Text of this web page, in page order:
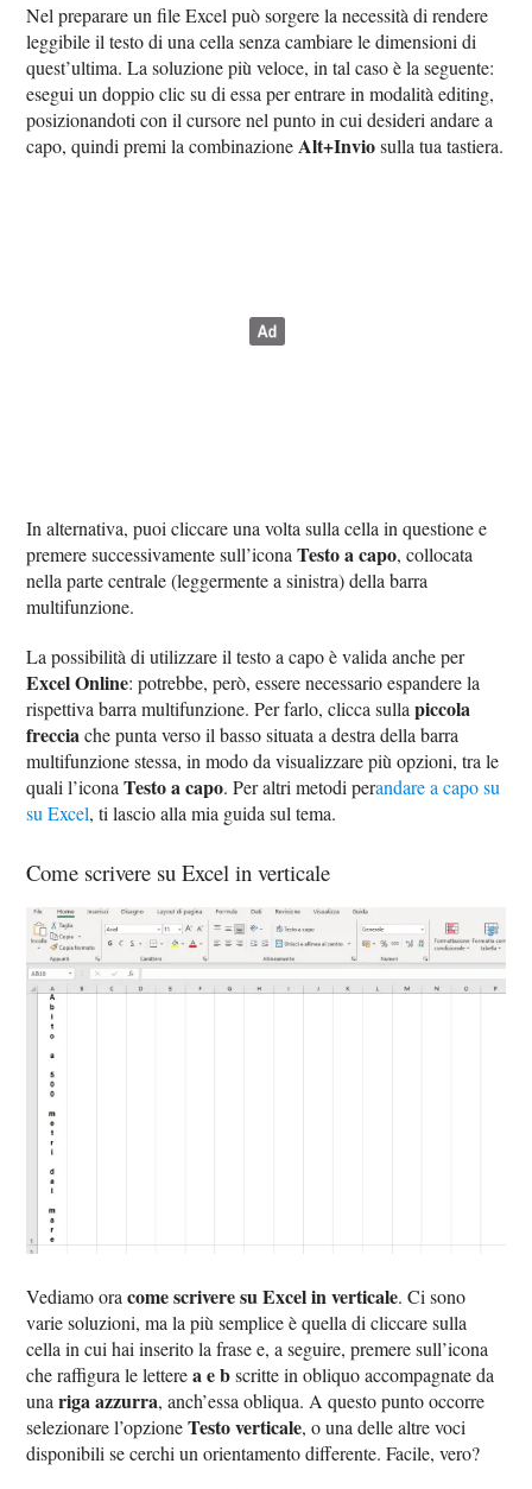
Nel preparare un file Excel può sorgere la necessità di rendere
leggibile il testo di una cella senza cambiare le dimensioni di
quest’ultima. La soluzione più veloce, in tal caso è la seguente:
esegui un doppio clic su di essa per entrare in modalità editing,
posizionandoti con il cursore nel punto in cui desideri andare a
capo, quindi premi la combinazione Alt+Inviosulla tua tastiera.
In alternativa, puoi cliccare una volta sulla cella in questione e
premere successivamente sull’iconaTesto a capo, collocata
nella parte centrale (leggermente a sinistra) della barra
multifunzione.
La possibilità di utilizzare il testo a capo è valida anche per
Excel Online: potrebbe, però, essere necessario espandere la
rispettiva barra multifunzione. Per farlo, clicca sullapiccola
frecciache punta verso il basso situata a destra della barra
multifunzione stessa, in modo da visualizzare più opzioni, tra le
quali l’iconaTesto a capo. Per altri metodi perandare a capo su
su Excel, ti lascio alla mia guida sul tema.
Come scrivere su Excel in verticale
Vediamo oracome scrivere su Excel in verticale. Ci sono
varie soluzioni, ma la più semplice è quella di cliccare sulla
cella in cui hai inserito la frase e, a seguire, premere sull’icona
che raffigura le letterea e bscritte in obliquo accompagnate da
unariga azzurra, anch’essa obliqua. A questo punto occorre
selezionare l’opzioneTesto verticale, o una delle altre voci
disponibili se cerchi un orientamento differente. Facile, vero?